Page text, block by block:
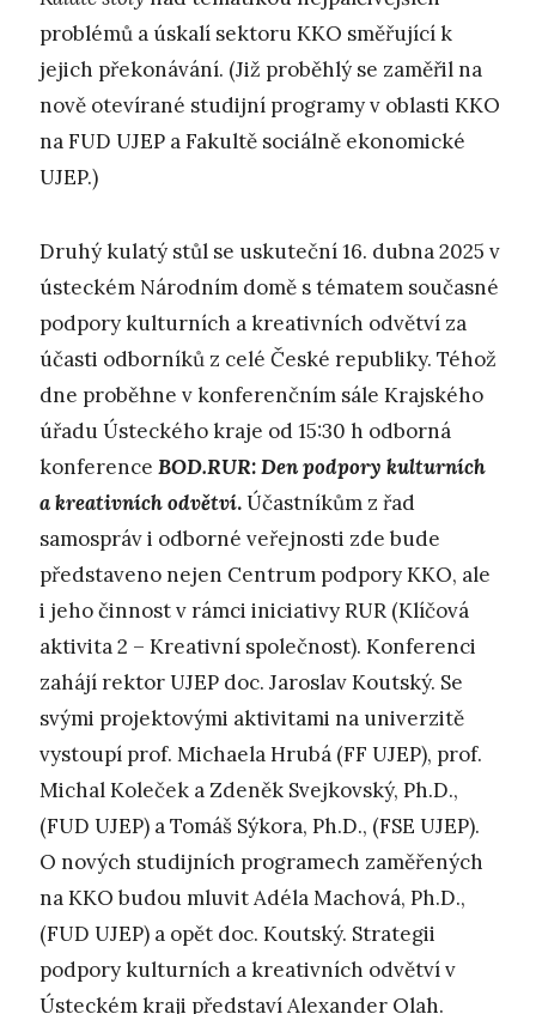
problémů a úskalí sektoru KKO směřující k
jejich překonávání. (Již proběhlý se zaměřil na
nově otevírané studijní programy v oblasti KKO
na FUD UJEP a Fakultě sociálně ekonomické
UJEP.)
Druhý kulatý stůl se uskuteční 16. dubna 2025 v
ústeckém Národním domě s tématem současné
podpory kulturních a kreativních odvětví za
účasti odborníků z celé České republiky. Téhož
dne proběhne v konferenčním sále Krajského
úřadu Ústeckého kraje od 15:30 h odborná
konference BOD.RUR: Den podpory kulturních
a kreativních odvětví.Účastníkům z řad
samospráv i odborné veřejnosti zde bude
představeno nejen Centrum podpory KKO, ale
i jeho činnost v rámci iniciativy RUR (Klíčová
aktivita 2 – Kreativní společnost). Konferenci
zahájí rektor UJEP doc. Jaroslav Koutský. Se
svými projektovými aktivitami na univerzitě
vystoupí prof. Michaela Hrubá (FF UJEP), prof.
Michal Koleček a Zdeněk Svejkovský, Ph.D.,
(FUD UJEP) a Tomáš Sýkora, Ph.D., (FSE UJEP).
O nových studijních programech zaměřených
na KKO budou mluvit Adéla Machová, Ph.D.,
(FUD UJEP) a opět doc. Koutský. Strategii
podpory kulturních a kreativních odvětví v
Ústeckém kraji představí Alexander Olah.